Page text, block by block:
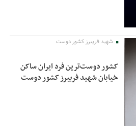
شهید فریبرز کشور دوست
کشور دوست‌ترین فرد ایران ساکن
خیابان شهید فریبرز کشور دوست